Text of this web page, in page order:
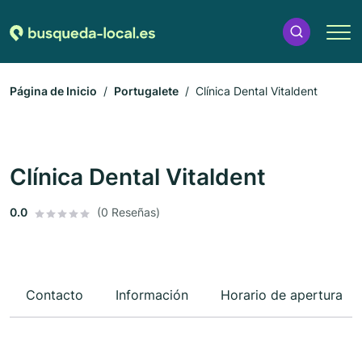
Página de Inicio Portugalete Clínica Dental Vitaldent
Clínica Dental Vitaldent
0.0 (0 Reseñas)
Contacto Información Horario de apertura